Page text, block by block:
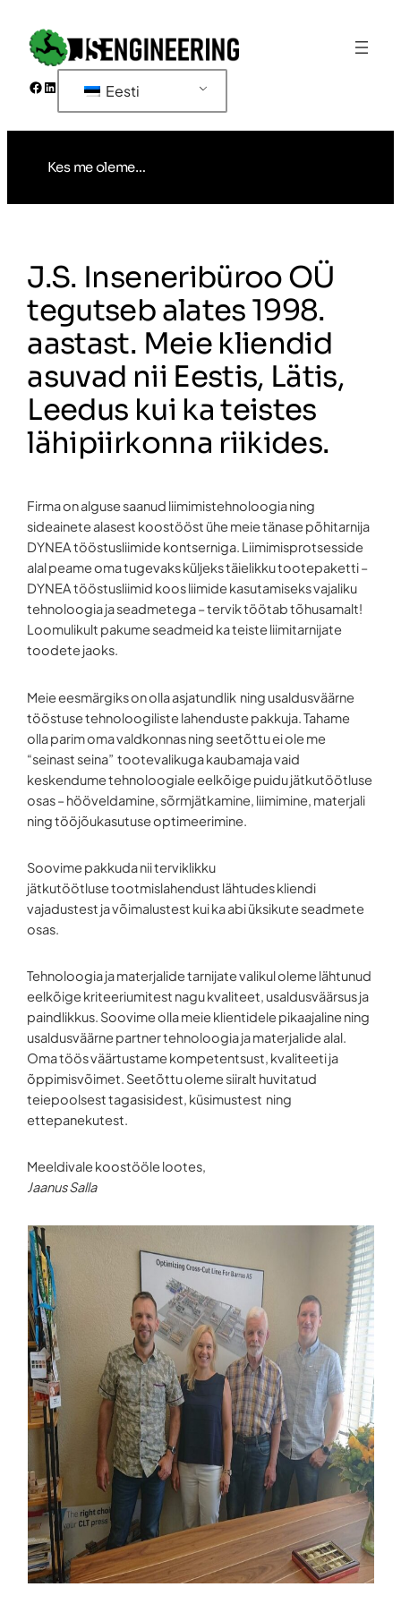
juurde
Facebook
LinkedIn Eesti
Kes me oleme…
J.S. Inseneribüroo OÜ
tegutseb alates 1998.
aastast. Meie kliendid
asuvad nii Eestis, Lätis,
Leedus kui ka teistes
lähipiirkonna riikides.
Firma on alguse saanud liimimistehnoloogia ning
sideainete alasest koostööst ühe meie tänase põhitarnija
DYNEA tööstusliimide kontserniga. Liimimisprotsesside
alal peame oma tugevaks küljeks täielikku tootepaketti –
DYNEA tööstusliimid koos liimide kasutamiseks vajaliku
tehnoloogia ja seadmetega – tervik töötab tõhusamalt!
Loomulikult pakume seadmeid ka teiste liimitarnijate
toodete jaoks.
Meie eesmärgiks on olla asjatundlik ning usaldusväärne
tööstuse tehnoloogiliste lahenduste pakkuja. Tahame
olla parim oma valdkonnas ning seetõttu ei ole me
“seinast seina” tootevalikuga kaubamaja vaid
keskendume tehnoloogiale eelkõige puidu jätkutöötluse
osas – hööveldamine, sõrmjätkamine, liimimine, materjali
ning tööjõukasutuse optimeerimine.
Soovime pakkuda nii terviklikku
jätkutöötluse tootmislahendust lähtudes kliendi
vajadustest ja võimalustest kui ka abi üksikute seadmete
osas.
Tehnoloogia ja materjalide tarnijate valikul oleme lähtunud
eelkõige kriteeriumitest nagu kvaliteet, usaldusväärsus ja
paindlikkus. Soovime olla meie klientidele pikaajaline ning
usaldusväärne partner tehnoloogia ja materjalide alal.
Oma töös väärtustame kompetentsust, kvaliteeti ja
õppimisvõimet. Seetõttu oleme siiralt huvitatud
teiepoolsest tagasisidest, küsimustest ning
ettepanekutest.
Meeldivale koostööle lootes,
Jaanus Salla